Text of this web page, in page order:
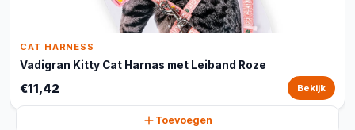
CAT HARNESS
Vadigran Kitty Cat Harnas met Leiband Roze
€11,42 Bekijk
Toevoegen